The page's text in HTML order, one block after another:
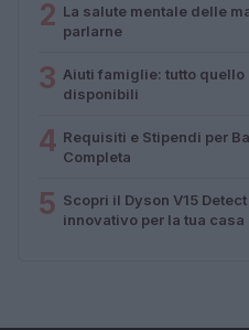
2 La salute mentale delle
parlarne
3 Aiuti famiglie: tutto
disponibili
4 Requisiti e Stipendi per
Completa
5 Scopri il Dyson V15
innovativo per la tua casa